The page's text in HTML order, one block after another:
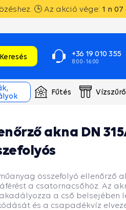
🕒 Az akció vége: 1 n 07
Keresés +36 19 010 355
8:00 - 16:00
Fűtés Vízszűrő
akna DN
összefolyó ellenőrző
a csatornacsőhöz. Az
a cső belsejében
és a csapadékvíz